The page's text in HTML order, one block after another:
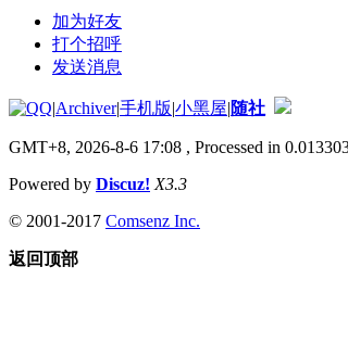
加为好友
打个招呼
发送消息
|Archiver|手机版|小黑屋|随社
GMT+8, 2026-8-6 17:08 , Processed in
Powered by Discuz! X3.3
© 2001-2017 Comsenz Inc.
返回顶部